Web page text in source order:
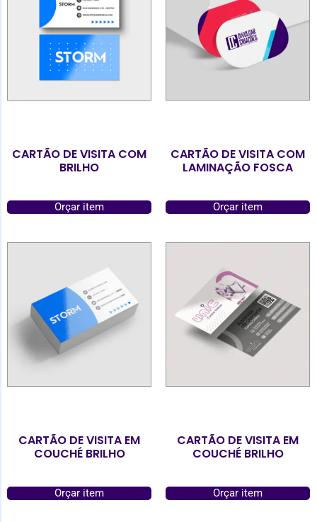
CARTÃO DE VISITA COM
BRILHO
Orçar item
CARTÃO DE VISITA COM
LAMINAÇÃO FOSCA
Orçar item
CARTÃO DE VISITA EM
COUCHÉ BRILHO
Orçar item
CARTÃO DE VISITA EM
COUCHÉ BRILHO
Orçar item